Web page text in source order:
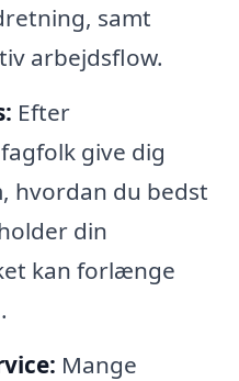
samt
arbejdsflow.
Efter
give dig
hvordan du bedst
din
kan forlænge
Mange